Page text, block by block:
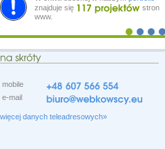
znajduje się
stron
www.
mobile
e-mail
więcej danych teleadresowych»